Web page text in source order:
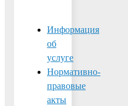
Информация
об
услуге
Нормативно-
правовые
акты